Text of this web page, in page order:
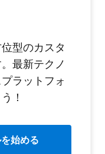
型のカスタ
最新テクノ
ラットフォ
！
始める